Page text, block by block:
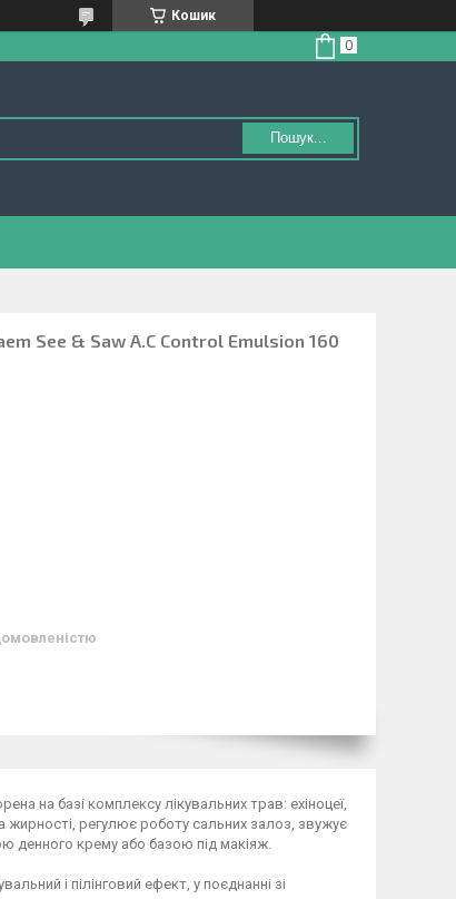
Кошик
Пошук...
See & Saw A.C Control Emulsion 160
на базі комплексу лікувальних трав: ехіноцеї,
жирності, регулює роботу сальних залоз, звужує
денного крему або базою під макіяж.
і пілінговий ефект, у поєднанні зі